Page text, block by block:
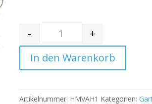
Quantity
-
+
In den Warenkorb
Artikelnummer: HMVAH1 Kategorien: